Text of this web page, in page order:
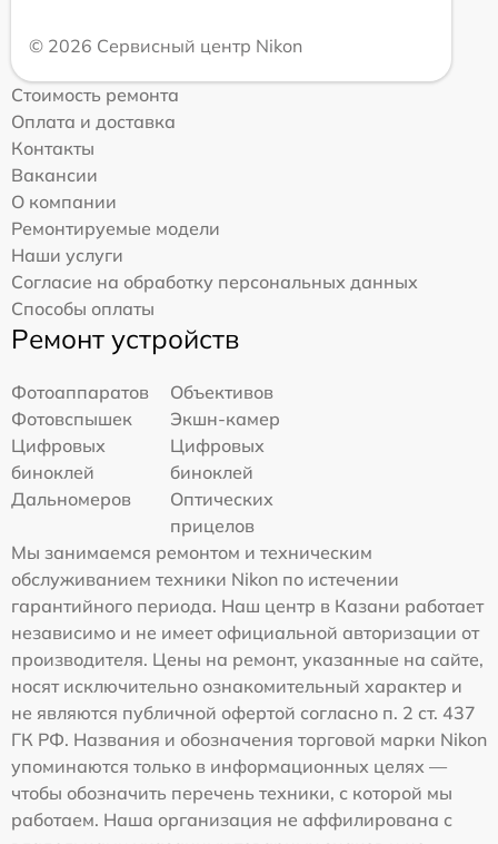
© 2026 Сервисный центр Nikon
Стоимость ремонта
Оплата и доставка
Контакты
Вакансии
О компании
Ремонтируемые модели
Наши услуги
Согласие на обработку персональных данных
Способы оплаты
Ремонт устройств
Фотоаппаратов
Объективов
Фотовспышек
Экшн-камер
Цифровых
биноклей
Цифровых
биноклей
Дальномеров
Оптических
прицелов
Мы занимаемся ремонтом и техническим
обслуживанием техники Nikon по истечении
гарантийного периода. Наш центр в Казани работает
независимо и не имеет официальной авторизации от
производителя. Цены на ремонт, указанные на сайте,
носят исключительно ознакомительный характер и
не являются публичной офертой согласно п. 2 ст. 437
ГК РФ. Названия и обозначения торговой марки Nikon
упоминаются только в информационных целях —
чтобы обозначить перечень техники, с которой мы
работаем. Наша организация не аффилирована с